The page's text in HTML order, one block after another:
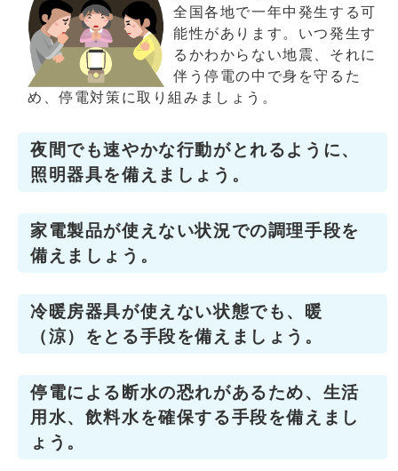
全国各地で一年中発生する可
能性があります。いつ発生す
るかわからない地震、それに
伴う停電の中で身を守るた
め、停電対策に取り組みましょう。
夜間でも速やかな行動がとれるように、
照明器具を備えましょう。
家電製品が使えない状況での調理手段を
備えましょう。
冷暖房器具が使えない状態でも、暖
（涼）をとる手段を備えましょう。
停電による断水の恐れがあるため、生活
用水、飲料水を確保する手段を備えまし
ょう。